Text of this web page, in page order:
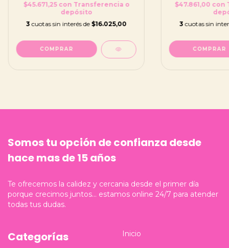
$45.671,25 con Transferencia o
depósito
3 cuotas sin interés de $16.025,00
COMPRAR
$47.861,00 con
3 cuotas sin
COMPRAR
Somos tu opción de confianza desde
hace mas de 15 años
Te ofrecemos la calidez y cercania desde el primer día
porque crecimos juntos... estamos online 24/7 para atender
todas tus dudas.
Categorías Inicio